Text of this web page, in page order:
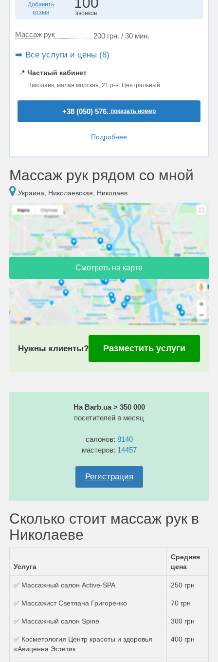
Добавить
отзыв
звонков
Массаж рук 200 грн. / 30 мин.
➡️ Все услуги и цены (8)
📍 Частный кабинет
Николаев, малая морская, 21 р-н. Центральный
+38 (050) 576..показать номер
Подробнее
Массаж рук рядом со мной
Украина, Николаевская, Николаев
Смотреть на карте
Нужны клиенты? Разместить услуги
На Barb.ua > 350 000
посетителей в месяц
салонов: 8140
мастеров: 14457
Регистрация
Сколько стоит массаж рук в
Николаеве
Услуга
Средняя
цена
✅ Массажный салон Active-SPA 250 грн
✅ Массажист Светлана Григоренко 70 грн
✅ Массажный салон Spine 300 грн
✅ Косметология Центр красоты и здоровья
«Авиценна Эстетик
400 грн